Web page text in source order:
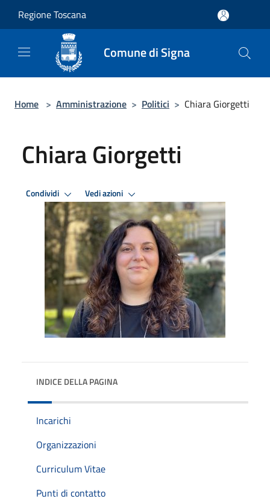
Regione Toscana
Comune di Signa
Home > Amministrazione > Politici > Chiara Giorgetti
Chiara Giorgetti
Condividi Vedi azioni
INDICE DELLA PAGINA
Incarichi
Organizzazioni
Curriculum Vitae
Punti di contatto